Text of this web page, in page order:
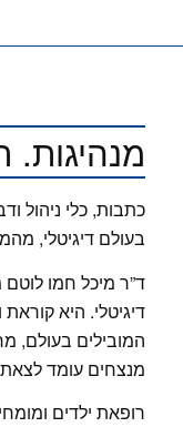
כתבות, כלי ניהול
בעולם דיגיטלי,
ד”ר מיכל חמו לוטם
דיגיטלי. היא
המובילים בעולם,
מנצחים עומד
רופאת ילדים